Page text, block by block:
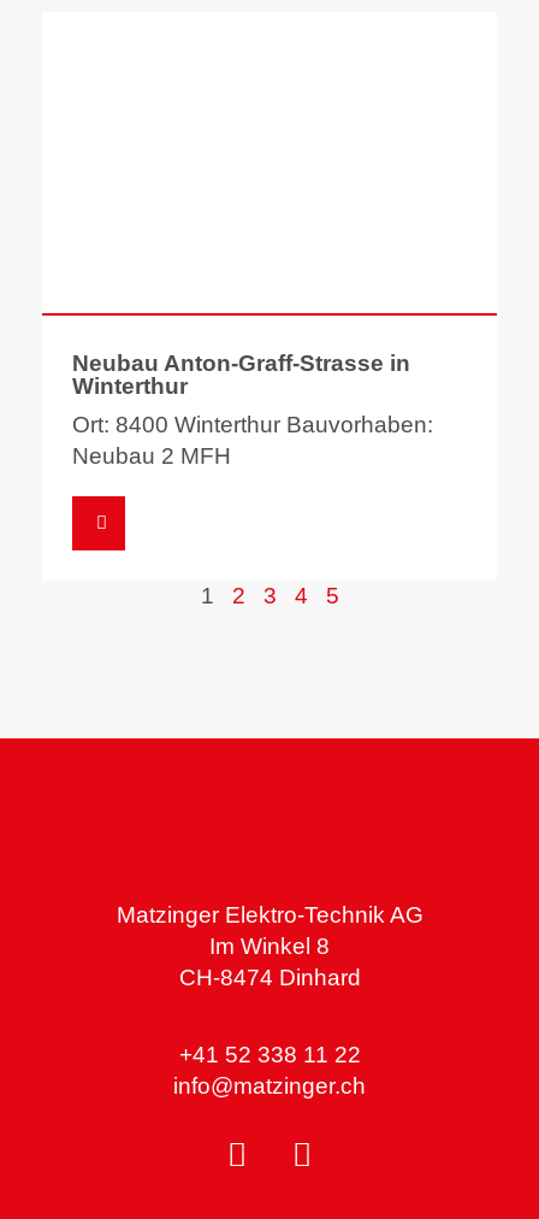
Neubau Anton-Graff-Strasse in
Winterthur
Ort: 8400 Winterthur Bauvorhaben:
Neubau 2 MFH
1 2 3 4 5
Matzinger Elektro-Technik AG
Im Winkel 8
CH-8474 Dinhard
+41 52 338 11 22
info@matzinger.ch